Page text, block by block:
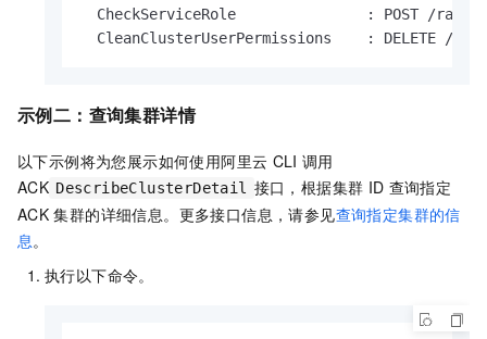
CheckServiceRole               : POST /ram/
CleanClusterUserPermissions    : DELETE /
示例二：查询集群详情
以下示例将为您展示如何使用阿里云 CLI 调用
ACK DescribeClusterDetail 接口，根据集群 ID 查询指定
ACK 集群的详细信息。更多接口信息，请参见查询指定集群的信
息 。
执行以下命令。